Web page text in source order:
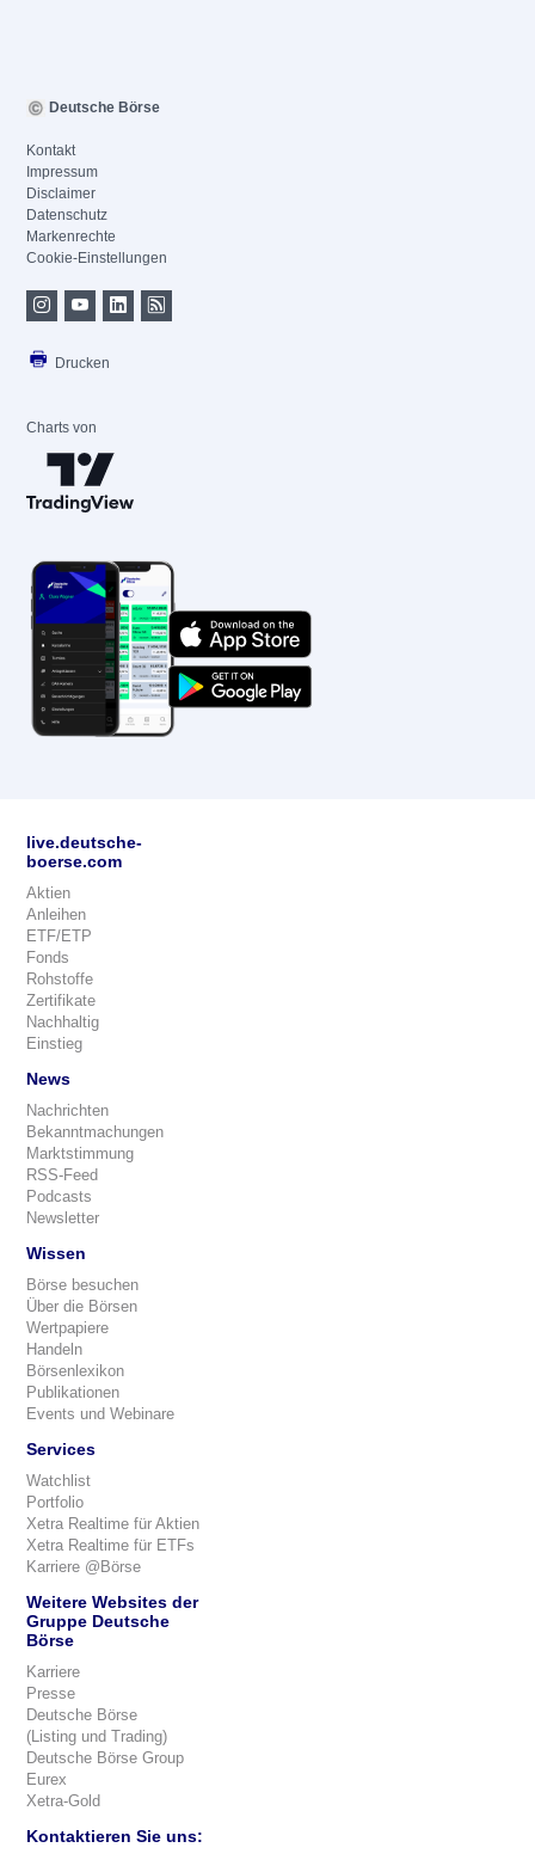
Deutsche Börse
Kontakt
Impressum
Disclaimer
Datenschutz
Markenrechte
Cookie-Einstellungen
Drucken
Charts von
live.deutsche-
boerse.com
Aktien
Anleihen
ETF/ETP
Fonds
Rohstoffe
Zertifikate
Nachhaltig
Einstieg
News
Nachrichten
Bekanntmachungen
Marktstimmung
RSS-Feed
Podcasts
Newsletter
Wissen
Börse besuchen
Über die Börsen
Wertpapiere
Handeln
Börsenlexikon
Publikationen
Events und Webinare
Services
Watchlist
Portfolio
Xetra Realtime für Aktien
Xetra Realtime für ETFs
Karriere @Börse
Weitere Websites der
Gruppe Deutsche
Börse
Karriere
Presse
Deutsche Börse
(Listing und Trading)
Deutsche Börse Group
Eurex
Xetra-Gold
Kontaktieren Sie uns: